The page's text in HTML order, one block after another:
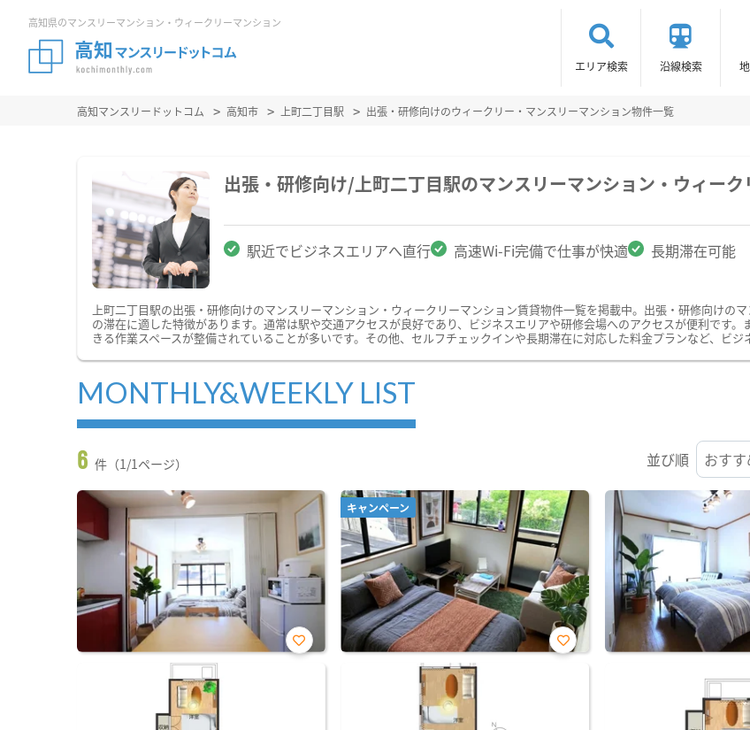
高知県のマンスリーマンション・ウィークリーマンション
エリア検索 沿線検索
高知マンスリードットコム 高知市 上町二丁目駅 出張・研修向けのウィークリー・マンスリーマンション物件一覧
出張・研修向け/上町二丁目駅のマンスリーマンション・ウィー
駅近でビジネスエリアへ直行 高速Wi-Fi完備で仕事が快適 長期滞在可能
上町二丁目駅の出張・研修向けのマンスリーマンション・ウィークリーマンション賃貸物件一覧を掲載中。出張・研修向けの
の滞在に適した特徴があります。通常は駅や交通アクセスが良好であり、ビジネスエリアや研修会場へのアクセスが便利です
きる作業スペースが整備されていることが多いです。その他、セルフチェックインや長期滞在に対応した料金プランなど、ビ
MONTHLY&WEEKLY LIST
6 件（1/1ページ） 並び順
お気
キャンペーン
お気